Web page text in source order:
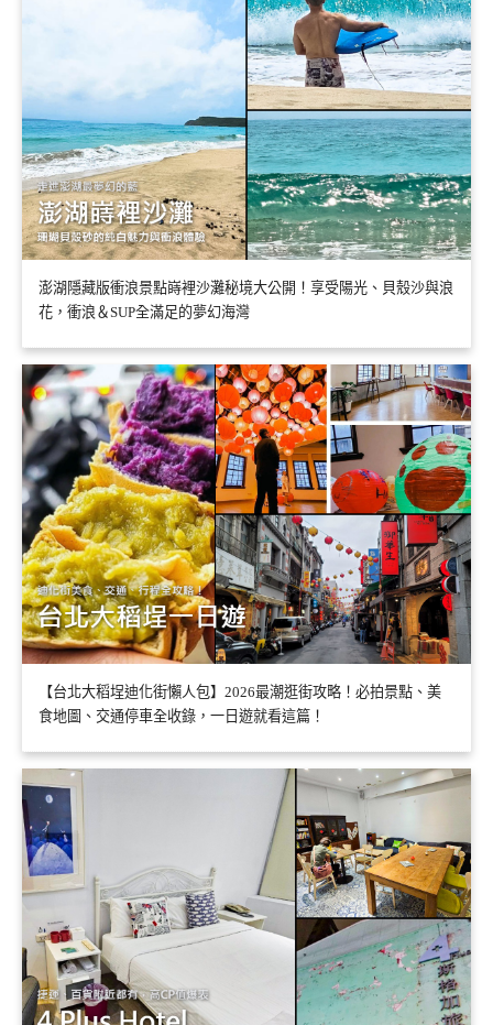
澎湖隱藏版衝浪景點嵵裡沙灘秘境大公開！享受陽光、貝殼沙與浪
花，衝浪＆SUP全滿足的夢幻海灣
【台北大稻埕迪化街懶人包】2026最潮逛街攻略！必拍景點、美
食地圖、交通停車全收錄，一日遊就看這篇！